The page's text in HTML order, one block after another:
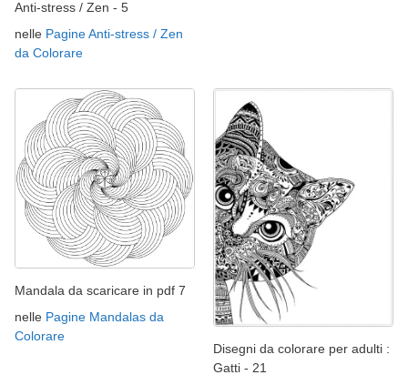
Anti-stress / Zen - 5
nelle Pagine Anti-stress / Zen
da Colorare
Mandala da scaricare in pdf 7
nelle Pagine Mandalas da
Colorare
Disegni da colorare per adulti :
Gatti - 21